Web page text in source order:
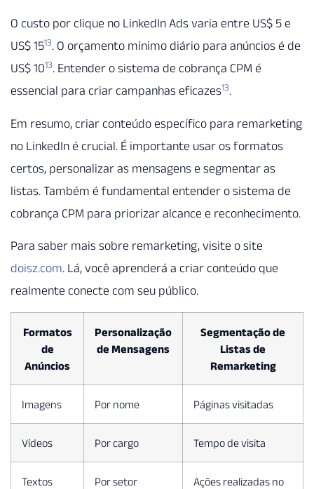
O custo por clique no LinkedIn Ads varia entre US$ 5 e
US$ 1513. O orçamento mínimo diário para anúncios é de
US$ 1013. Entender o sistema de cobrança CPM é
essencial para criar campanhas eficazes13.
Em resumo, criar conteúdo específico para remarketing
no LinkedIn é crucial. É importante usar os formatos
certos, personalizar as mensagens e segmentar as
listas. Também é fundamental entender o sistema de
cobrança CPM para priorizar alcance e reconhecimento.
Para saber mais sobre remarketing, visite o site
doisz.com. Lá, você aprenderá a criar conteúdo que
realmente conecte com seu público.
Formatos
de
Anúncios
Personalização
de Mensagens
Segmentação de
Listas de
Remarketing
Imagens Por nome Páginas visitadas
Vídeos Por cargo Tempo de visita
Textos Por setor
Ações realizadas no